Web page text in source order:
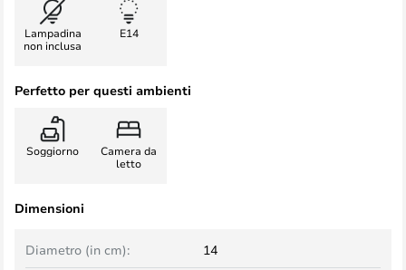
Lampadina
non inclusa
E14
Perfetto per questi ambienti
Soggiorno
Camera da
letto
Dimensioni
Diametro (in cm): 14